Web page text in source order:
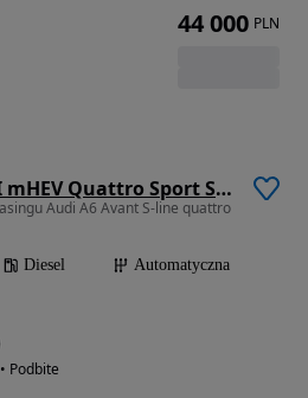
Audi A6 Avant 40 TDI mHEV Quattro Sport S tronic
Audi A6 Avant S-line quattro
Diesel
Automatyczna
Podbite
44 000 PLN